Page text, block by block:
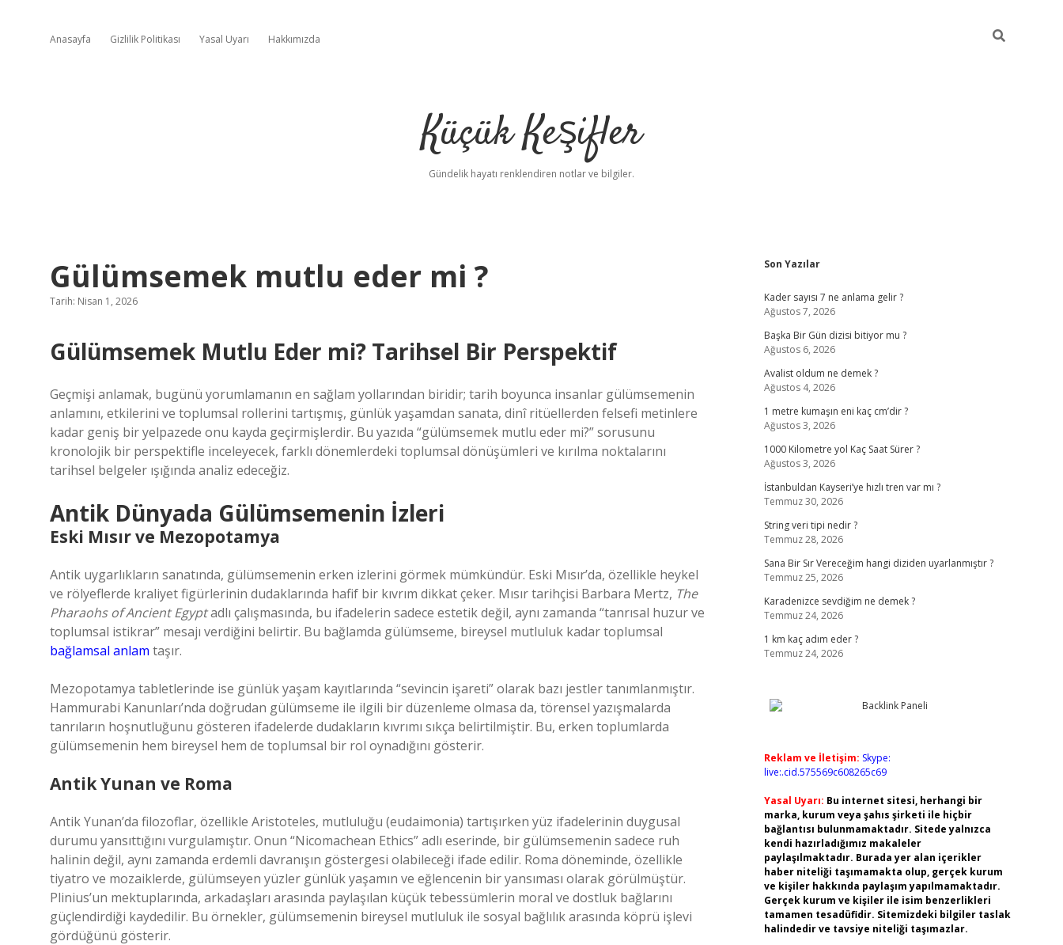
Anasayfa Gizlilik Politikası Yasal Uyarı Hakkımızda
Küçük Keşifler
Gündelik hayatı renklendiren notlar ve bilgiler.
Gülümsemek mutlu eder mi ?
Tarih: Nisan 1, 2026
Gülümsemek Mutlu Eder mi? Tarihsel Bir Perspektif
Geçmişi anlamak, bugünü yorumlamanın en sağlam yollarından biridir; tarih boyunca insanlar gülümsemenin
anlamını, etkilerini ve toplumsal rollerini tartışmış, günlük yaşamdan sanata, dinî ritüellerden felsefi metinlere
kadar geniş bir yelpazede onu kayda geçirmişlerdir. Bu yazıda “gülümsemek mutlu eder mi?” sorusunu
kronolojik bir perspektifle inceleyecek, farklı dönemlerdeki toplumsal dönüşümleri ve kırılma noktalarını
tarihsel belgeler ışığında analiz edeceğiz.
Antik Dünyada Gülümsemenin İzleri
Eski Mısır ve Mezopotamya
Antik uygarlıkların sanatında, gülümsemenin erken izlerini görmek mümkündür. Eski Mısır’da, özellikle heykel
ve rölyeflerde kraliyet figürlerinin dudaklarında hafif bir kıvrım dikkat çeker. Mısır tarihçisi Barbara Mertz, The
Pharaohs of Ancient Egyptadlı çalışmasında, bu ifadelerin sadece estetik değil, aynı zamanda “tanrısal huzur ve
toplumsal istikrar” mesajı verdiğini belirtir. Bu bağlamda gülümseme, bireysel mutluluk kadar toplumsal
bağlamsal anlam taşır.
Mezopotamya tabletlerinde ise günlük yaşam kayıtlarında “sevincin işareti” olarak bazı jestler tanımlanmıştır.
Hammurabi Kanunları’nda doğrudan gülümseme ile ilgili bir düzenleme olmasa da, törensel yazışmalarda
tanrıların hoşnutluğunu gösteren ifadelerde dudakların kıvrımı sıkça belirtilmiştir. Bu, erken toplumlarda
gülümsemenin hem bireysel hem de toplumsal bir rol oynadığını gösterir.
Antik Yunan ve Roma
Antik Yunan’da filozoflar, özellikle Aristoteles, mutluluğu (eudaimonia) tartışırken yüz ifadelerinin duygusal
durumu yansıttığını vurgulamıştır. Onun “Nicomachean Ethics” adlı eserinde, bir gülümsemenin sadece ruh
halinin değil, aynı zamanda erdemli davranışın göstergesi olabileceği ifade edilir. Roma döneminde, özellikle
tiyatro ve mozaiklerde, gülümseyen yüzler günlük yaşamın ve eğlencenin bir yansıması olarak görülmüştür.
Plinius’un mektuplarında, arkadaşları arasında paylaşılan küçük tebessümlerin moral ve dostluk bağlarını
güçlendirdiği kaydedilir. Bu örnekler, gülümsemenin bireysel mutluluk ile sosyal bağlılık arasında köprü işlevi
gördüğünü gösterir.
Sidebar
Son Yazılar
Kader sayısı 7 ne anlama gelir ?
Ağustos 7, 2026
Başka Bir Gün dizisi bitiyor mu ?
Ağustos 6, 2026
Avalist oldum ne demek ?
Ağustos 4, 2026
1 metre kumaşın eni kaç cm’dir ?
Ağustos 3, 2026
1000 Kilometre yol Kaç Saat Sürer ?
Ağustos 3, 2026
İstanbuldan Kayseri’ye hızlı tren var mı ?
Temmuz 30, 2026
String veri tipi nedir ?
Temmuz 28, 2026
Sana Bir Sır Vereceğim hangi diziden uyarlanmıştır ?
Temmuz 25, 2026
Karadenizce sevdiğim ne demek ?
Temmuz 24, 2026
1 km kaç adım eder ?
Temmuz 24, 2026
Reklam ve İletişim: Skype:
live:.cid.575569c608265c69
Yasal Uyarı: Bu internet sitesi, herhangi bir
marka, kurum veya şahıs şirketi ile hiçbir
bağlantısı bulunmamaktadır. Sitede yalnızca
kendi hazırladığımız makaleler
paylaşılmaktadır. Burada yer alan içerikler
haber niteliği taşımamakta olup, gerçek kurum
ve kişiler hakkında paylaşım yapılmamaktadır.
Gerçek kurum ve kişiler ile isim benzerlikleri
tamamen tesadüfidir. Sitemizdeki bilgiler taslak
halindedir ve tavsiye niteliği taşımazlar.